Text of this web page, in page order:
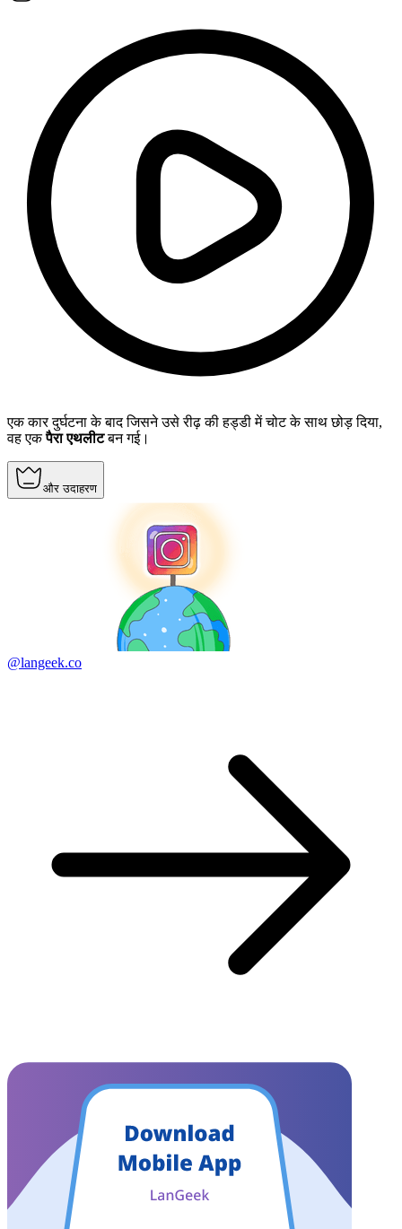
एक कार दुर्घटना के बाद जिसने उसे रीढ़ की हड्डी में चोट के साथ छोड़ दिया,
वह एकपैरा एथलीटबन गई।
और उदाहरण
@langeek.co